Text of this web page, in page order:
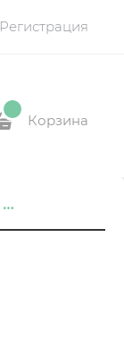
Регистрация
Корзина